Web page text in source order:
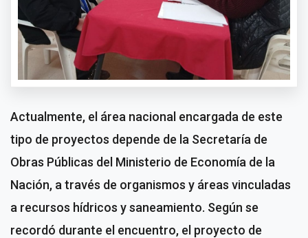
Actualmente, el área nacional encargada de este
tipo de proyectos depende de la Secretaría de
Obras Públicas del Ministerio de Economía de la
Nación, a través de organismos y áreas vinculadas
a recursos hídricos y saneamiento. Según se
recordó durante el encuentro, el proyecto de